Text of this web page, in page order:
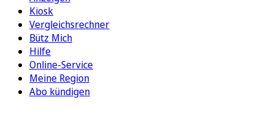
Kiosk
Vergleichsrechner
Bütz Mich
Hilfe
Online-Service
Meine Region
Abo kündigen